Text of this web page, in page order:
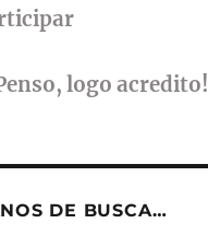
logo acredito!
DE BUSCA…